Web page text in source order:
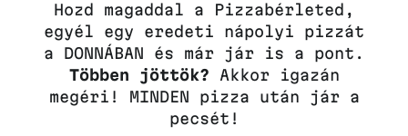
Hozd magaddal a Pizzabérleted,
egyél egy eredeti nápolyi pizzát
a DONNÁBAN és már jár is a pont.
Többen jöttök? Akkor igazán
megéri! MINDEN pizza után jár a
pecsét!